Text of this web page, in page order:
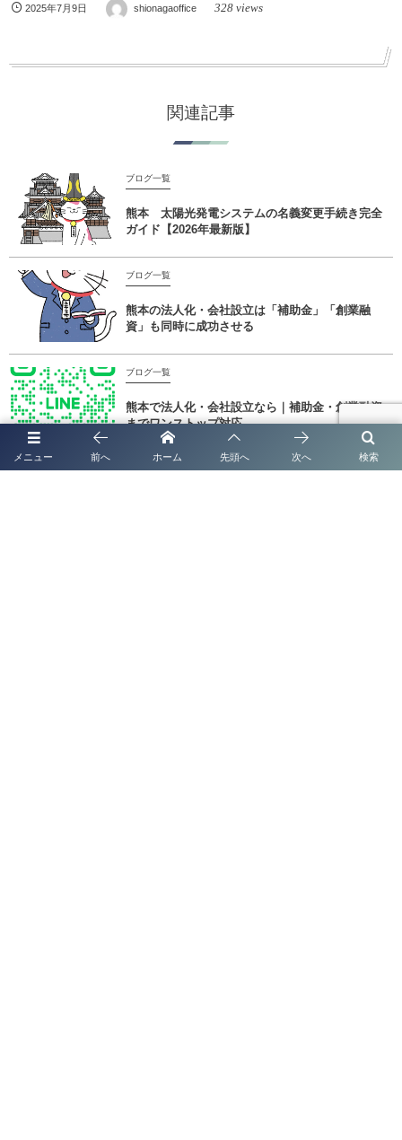
2025年7月9日 shionagaoffice 328 views
関連記事
ブログ一覧
熊本 太陽光発電システムの名義変更手続き完全
ガイド【2026年最新版】
ブログ一覧
熊本の法人化・会社設立は「補助金」「創業融
資」も同時に成功させる
ブログ一覧
熊本で法人化・会社設立なら｜補助金・創業融資
までワンストップ対応
ブログ一覧
メニュー 検索
前へ ホーム 先頭へ 次へ